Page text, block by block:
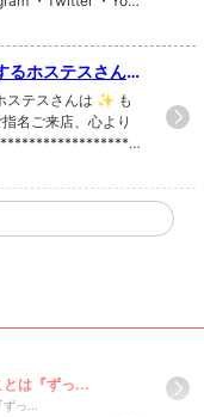
す。 **********
集しています。
またはお電話に
常時募集していま
またはお電話に
お願いします❤
(*´ω｀*) みなさんの
｀*) いよさんの
公式SNSをチェ
とは『ずっ...
っ...